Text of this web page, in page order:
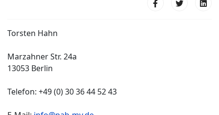
Torsten Hahn
Marzahner Str. 24a
13053 Berlin
Telefon: +49 (0) 30 36 44 52 43